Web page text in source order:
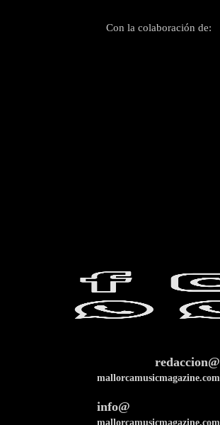
Con la colaboración de:
redaccion@
mallorcamusicmagazine.com
info@
mallorcamusicmagazine.com